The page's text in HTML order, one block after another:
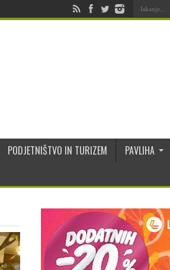
PODJETNIŠTVO IN TURIZEM
PAVLIHA